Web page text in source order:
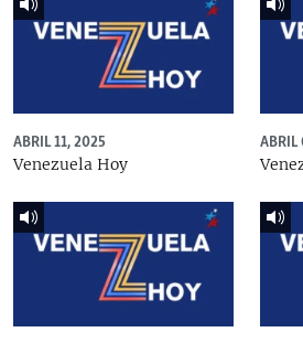
ABRIL 11, 2025
Venezuela Hoy
ABRIL